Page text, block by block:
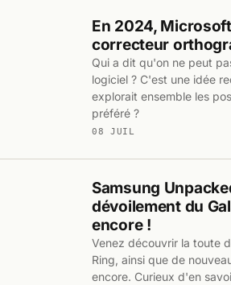
En 2024,
correcteur
Qui a dit qu'on ne peut
logiciel ? C'est une idée
explorait ensemble les
préféré ?
08 JUIL
Samsung
dévoilement du
encore !
Venez découvrir la toute
Ring, ainsi que de
encore. Curieux d'en